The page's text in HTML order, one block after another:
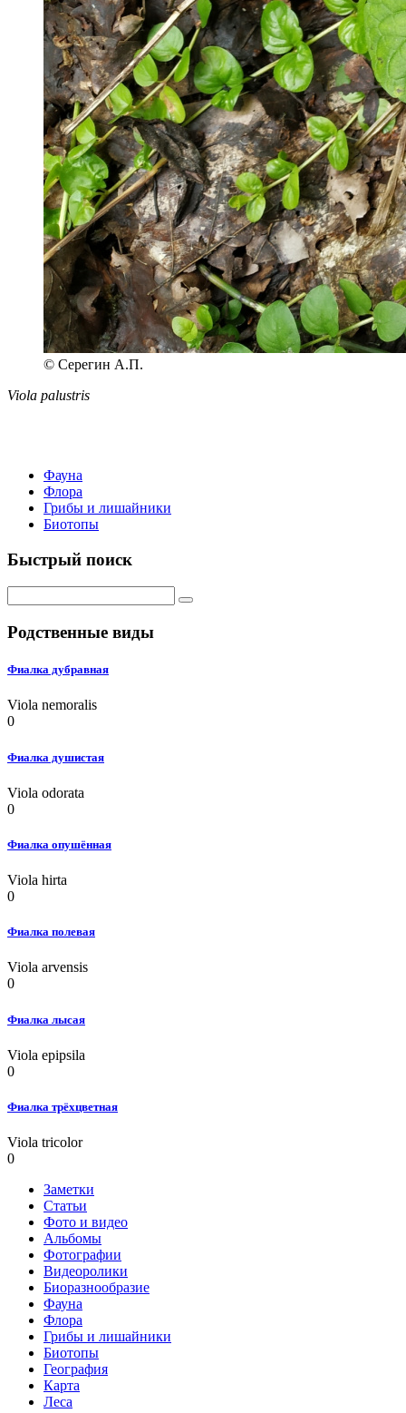
© Серегин А.П.
Viola palustris
Фауна
Флора
Грибы и лишайники
Биотопы
Быстрый поиск
Родственные виды
Фиалка дубравная
Viola nemoralis
0
Фиалка душистая
Viola odorata
0
Фиалка опушённая
Viola hirta
0
Фиалка полевая
Viola arvensis
0
Фиалка лысая
Viola epipsila
0
Фиалка трёхцветная
Viola tricolor
0
Заметки
Статьи
Фото и видео
Альбомы
Фотографии
Видеоролики
Биоразнообразие
Фауна
Флора
Грибы и лишайники
Биотопы
География
Карта
Леса